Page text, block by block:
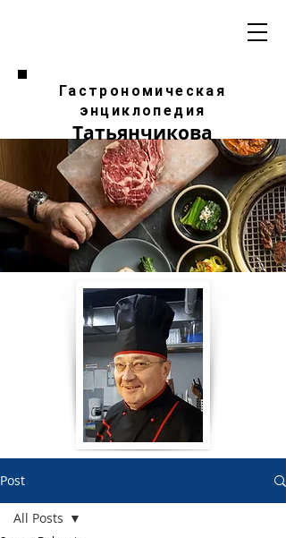
Гастрономическая
энциклопедия
Татьянчикова
Post
All Posts